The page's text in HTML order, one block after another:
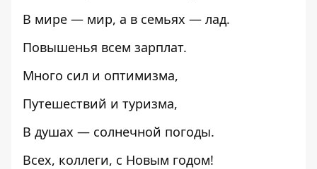
В мире — мир, а в семьях — лад.
Повышенья всем зарплат.
Много сил и оптимизма,
Путешествий и туризма,
В душах — солнечной погоды.
Всех, коллеги, с Новым годом!